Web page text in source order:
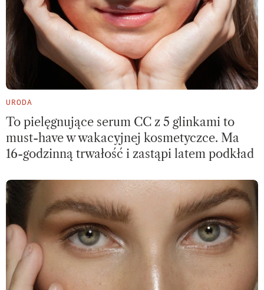
URODA
To pielęgnujące serum CC z 5 glinkami to
must-have w wakacyjnej kosmetyczce. Ma
16-godzinną trwałość i zastąpi latem podkład